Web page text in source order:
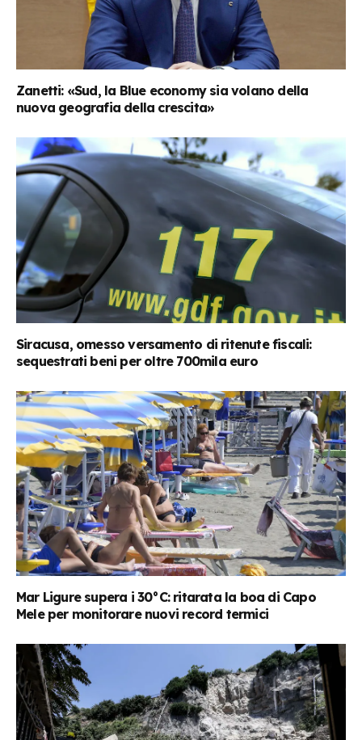
Zanetti: «Sud, la Blue economy sia volano della
nuova geografia della crescita»
Siracusa, omesso versamento di ritenute fiscali:
sequestrati beni per oltre 700mila euro
Mar Ligure supera i 30°C: ritarata la boa di Capo
Mele per monitorare nuovi record termici